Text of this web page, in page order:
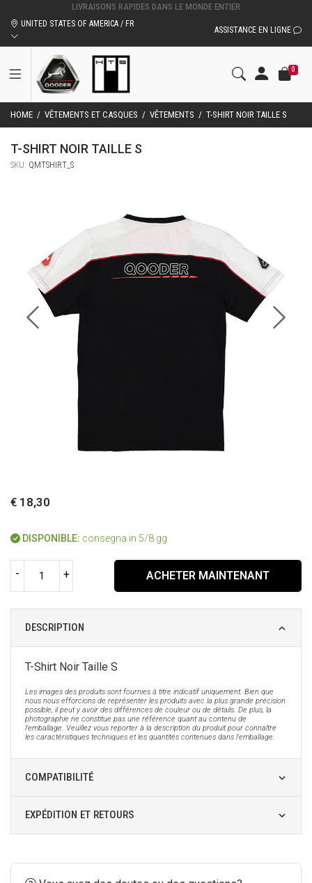
UNITED STATES OF AMERICA / FR
ASSISTANCE EN LIGNE
0
HOME / VÊTEMENTS ET CASQUES / VÊTEMENTS / T-SHIRT NOIR TAILLE S
T-SHIRT NOIR TAILLE S
SKU: QMTSHIRT_S
€ 18,30
DISPONIBLE: consegna in 5/8 gg
- + ACHETER MAINTENANT
DESCRIPTION
T-Shirt Noir Taille S
Les images des produits sont fournies à titre indicatif uniquement. Bien que
nous nous efforcions de représenter les produits avec la plus grande précision
possible, il peut y avoir des différences de couleur ou de détails. De plus, la
photographie ne constitue pas une référence quant au contenu de
l'emballage. Veuillez vous reporter à la description du produit pour connaître
les caractéristiques techniques et les quantités contenues dans l'emballage.
COMPATIBILITÉ
EXPÉDITION ET RETOURS